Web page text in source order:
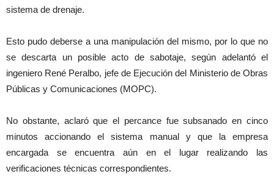
sistema de drenaje.
Esto pudo deberse a una manipulación del mismo, por lo que no
se descarta un posible acto de sabotaje, según adelantó el
ingeniero René Peralbo, jefe de Ejecución del Ministerio de Obras
Públicas y Comunicaciones (MOPC).
No obstante, aclaró que el percance fue subsanado en cinco
minutos accionando el sistema manual y que la empresa
encargada se encuentra aún en el lugar realizando las
verificaciones técnicas correspondientes.